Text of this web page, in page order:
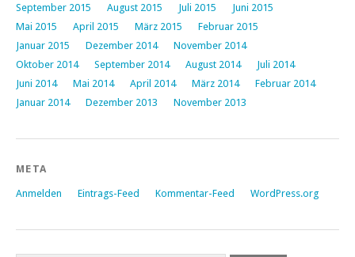
September 2015
August 2015 Juli 2015
Juni 2015
Mai 2015
April 2015 März 2015
Februar 2015
Januar 2015
Dezember 2014
November 2014
Oktober 2014
September 2014 August 2014
Juli 2014
Juni 2014
Mai 2014 April 2014 März 2014
Februar 2014
Januar 2014
Dezember 2013 November 2013
META
Anmelden Eintrags-Feed Kommentar-Feed WordPress.org